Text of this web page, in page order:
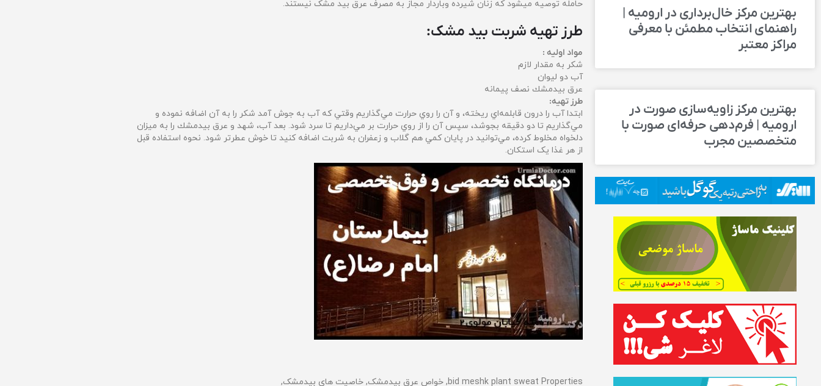
بهترین مرکز خال‌برداری در ارومیه |
راهنمای انتخاب مطمئن با معرفی
مراکز معتبر
بهترین مرکز زاویه‌سازی صورت در
ارومیه | فرم‌دهی حرفه‌ای صورت با
متخصصین مجرب
حامله توصیه میشود که زنان شیرده وباردار مجاز به مصرف عرق بید مشک نیستند.
طرز تهیه شربت بید مشک:
مواد اولیه :
شكر به مقدار لازم
آب دو لیوان
عرق بيدمشك نصف پيمانه
طرز تهيه:
ابتدا آب را درون قابلمه‌اي ريخته، و آن را روي حرارت مي‌گذاريم وقتي كه آب به جوش آمد شكر را به آن اضافه نموده و
مي‌گذاريم تا دو دقيقه بجوشد، سپس آن را از روي حرارت بر مي‌داريم تا سرد شود. بعد آب، شهد و عرق بيدمشك را به میزان
دلخواه مخلوط كرده، مي‌توانيد در پايان كمي هم گلاب و زعفران به شربت اضافه كنيد تا خوش عطرتر شود. نحوه استفاده قبل
از هر غذا یک استکان.
bid meshk plant sweat Properties, خواص عرق بیدمشک, خاصیت های بیدمشک,